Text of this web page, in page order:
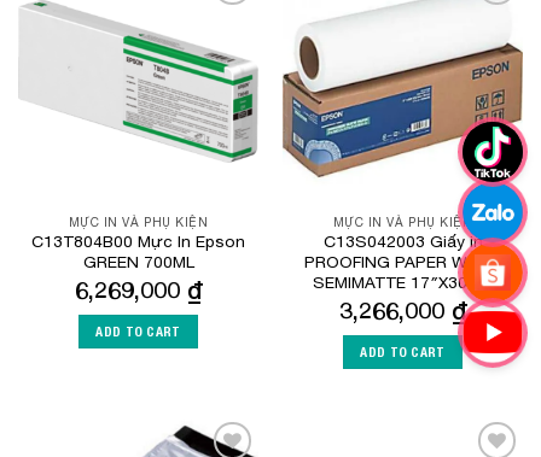
MỰC IN VÀ PHỤ KIỆN
C13T804B00 Mực In Epson
GREEN 700ML
6,269,000 ₫
ADD TO CART
MỰC IN VÀ PHỤ KIỆN
C13S042003 Giấy in
PROOFING PAPER WHITE
SEMIMATTE 17″X30.5M
3,266,000 ₫
ADD TO CART